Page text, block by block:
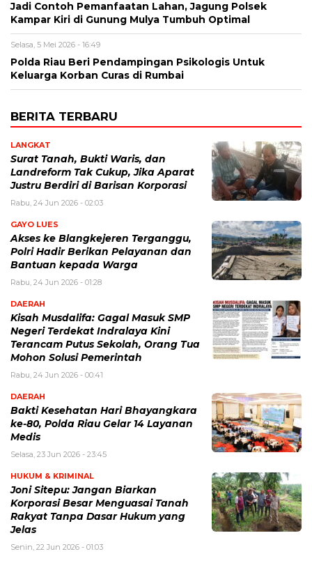
Jadi Contoh Pemanfaatan Lahan, Jagung Polsek
Kampar Kiri di Gunung Mulya Tumbuh Optimal
Selasa, 5 Mei 2026 - 16:49
Polda Riau Beri Pendampingan Psikologis Untuk
Keluarga Korban Curas di Rumbai
BERITA TERBARU
LANGKAT
Surat Tanah, Bukti Waris, dan
Landreform Tak Cukup, Jika Aparat
Justru Berdiri di Barisan Korporasi
Rabu, 24 Jun 2026 - 02:03
GAYO LUES
Akses ke Blangkejeren Terganggu,
Polri Hadir Berikan Pelayanan dan
Bantuan kepada Warga
Rabu, 24 Jun 2026 - 01:28
DAERAH
Kisah Musdalifa: Gagal Masuk SMP
Negeri Terdekat Indralaya Kini
Terancam Putus Sekolah, Orang Tua
Mohon Solusi Pemerintah
Rabu, 24 Jun 2026 - 00:41
DAERAH
Bakti Kesehatan Hari Bhayangkara
ke-80, Polda Riau Gelar 14 Layanan
Medis
Selasa, 23 Jun 2026 - 23:45
HUKUM & KRIMINAL
Joni Sitepu: Jangan Biarkan
Korporasi Besar Menguasai Tanah
Rakyat Tanpa Dasar Hukum yang
Jelas
Senin, 22 Jun 2026 - 01:03